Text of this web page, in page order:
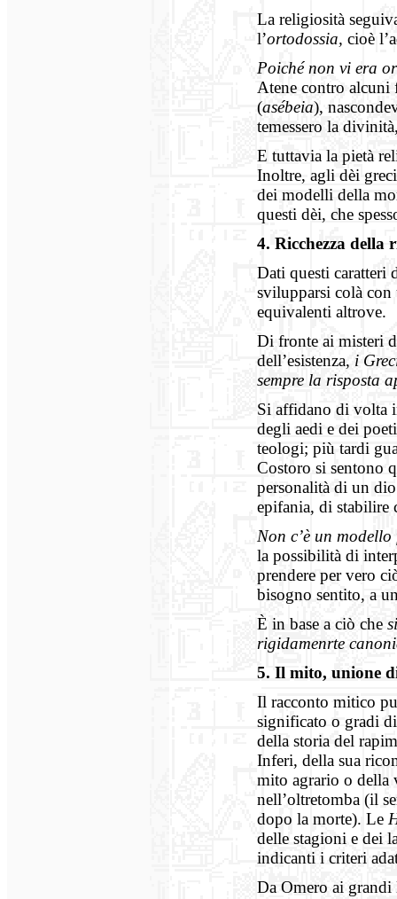
La religiosità
l’ortodossia, cioè
Poiché non vi era
Atene contro alcuni
(asébeia),
temessero la
E tuttavia la pietà
Inoltre, agli dèi
dei modelli della
questi dèi, che
4. Ricchezza della
Dati questi caratteri
svilupparsi colà con
equivalenti altrove.
Di fronte ai misteri
dell’esistenza, i
sempre la risposta
Si affidano di volta
degli aedi e dei
teologi; più tardi
Costoro si sentono
personalità di un
epifania, di stabilire
Non c’è un
la possibilità di
prendere per vero
bisogno sentito, a
È in base a ciò che
rigidamenrte
5. Il mito, unione
Il racconto mitico
significato o gradi
della storia del
Inferi, della sua
mito agrario o della
nell’oltretomba (il
dopo la morte). Le
delle stagioni e dei
indicanti i criteri
Da Omero ai